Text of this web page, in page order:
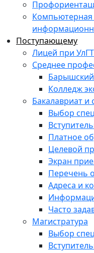
Компьютерная
Поступающему
Лицей при
Среднее
Колледж
Бакалавриат и
Выбор
Платное
Целевой
Экран
Перечень
Адреса и
Часто
Магистратура
Выбор